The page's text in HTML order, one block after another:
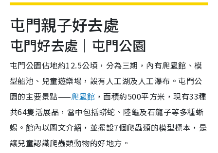
屯門親子好去處
屯門好去處｜屯門公園
屯門公園佔地約12.5公頃，分為三期，內有爬蟲館、模
型船池、兒童遊樂場，設有人工湖及人工瀑布。屯門公
園的主要景點——爬蟲館 ，面積約500平方米，現有33種
共64隻活展品，當中包括蟒蛇、陸龜及石龍子等多種蜥
蜴。館內以圖文介紹，並擺設7個爬蟲類的模型標本，是
讓兒童認識爬蟲類動物的好地方。